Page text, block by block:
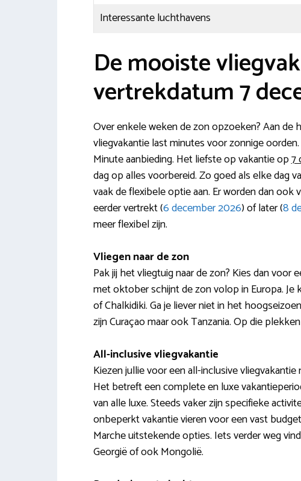
Interessante luchthavens
De mooiste
vertrekdatum 7
Over enkele weken de zon opzoeken? Aan
vliegvakantie last minutes voor zonnige
Minute aanbieding. Het liefste op vakantie op7
dag op alles voorbereid. Zo goed als elke dag
vaak de flexibele optie aan. Er worden dan ook
eerder vertrekt (6 december 2026) of later (8
meer flexibel zijn.
Vliegen naar de zon
Pak jij het vliegtuig naar de zon? Kies dan
met oktober schijnt de zon volop in Europa. Je
of Chalkidiki. Ga je liever niet in het
zijn Curaçao maar ook Tanzania. Op die
All-inclusive vliegvakantie
Kiezen jullie voor een all-inclusive
Het betreft een complete en luxe
van alle luxe. Steeds vaker zijn specifieke
onbeperkt vakantie vieren voor een vast
Marche uitstekende opties. Iets verder weg
Georgië of ook Mongolië.